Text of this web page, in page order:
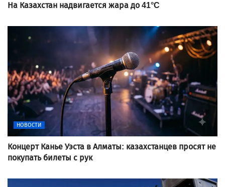
На Казахстан надвигается жара до 41°C
НОВОСТИ
Концерт Канье Уэста в Алматы: казахстанцев просят не
покупать билеты с рук